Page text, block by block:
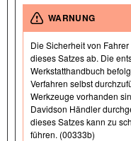
WARNUNG
Die Sicherheit von
dieses Satzes ab. Die
Werkstatthandbuch
Verfahren selbst
Werkzeuge vorhanden
Davidson Händler
dieses Satzes kann zu
führen. (00333b)